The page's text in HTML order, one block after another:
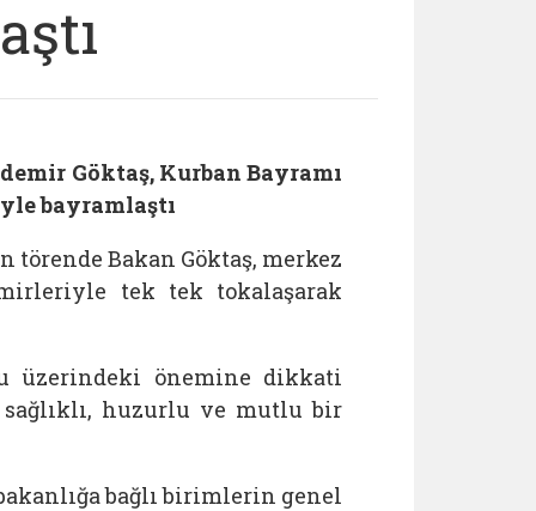
Göktaş, Kurban Bayramı
bayramlaştı
törende Bakan Göktaş, merkez
tek tek tokalaşarak
üzerindeki önemine dikkati
huzurlu ve mutlu bir
bağlı birimlerin genel